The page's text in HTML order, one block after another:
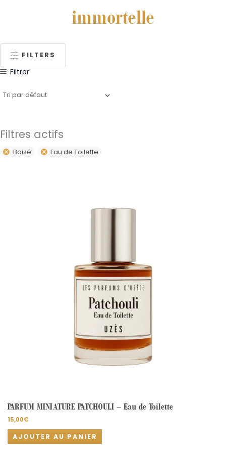
immortelle
FILTERS
Filtrer
Filtres actifs
Boisé Eau de Toilette
PARFUM MINIATURE PATCHOULI – Eau de Toilette
15,00€
AJOUTER AU PANIER